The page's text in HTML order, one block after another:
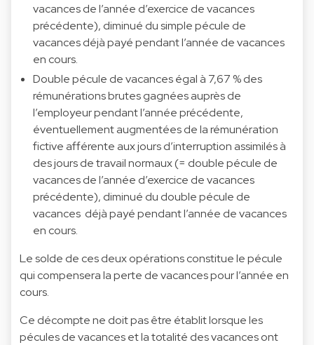
vacances de l’année d’exercice de vacances
précédente), diminué du simple pécule de
vacances déjà payé pendant l’année de vacances
en cours.
Double pécule de vacances égal à 7,67 % des
rémunérations brutes gagnées auprès de
l’employeur pendant l’année précédente,
éventuellement augmentées de la rémunération
fictive afférente aux jours d’interruption assimilés à
des jours de travail normaux (= double pécule de
vacances de l’année d’exercice de vacances
précédente), diminué du double pécule de
vacances déjà payé pendant l’année de vacances
en cours.
Le solde de ces deux opérations constitue le pécule
qui compensera la perte de vacances pour l’année en
cours.
Ce décompte ne doit pas être établit lorsque les
pécules de vacances et la totalité des vacances ont